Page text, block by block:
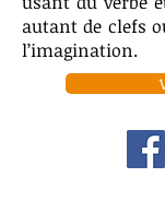
autant de clefs
l’imagination.